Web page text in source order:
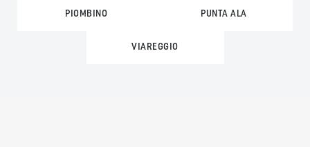
PIOMBINO PUNTA ALA
VIAREGGIO